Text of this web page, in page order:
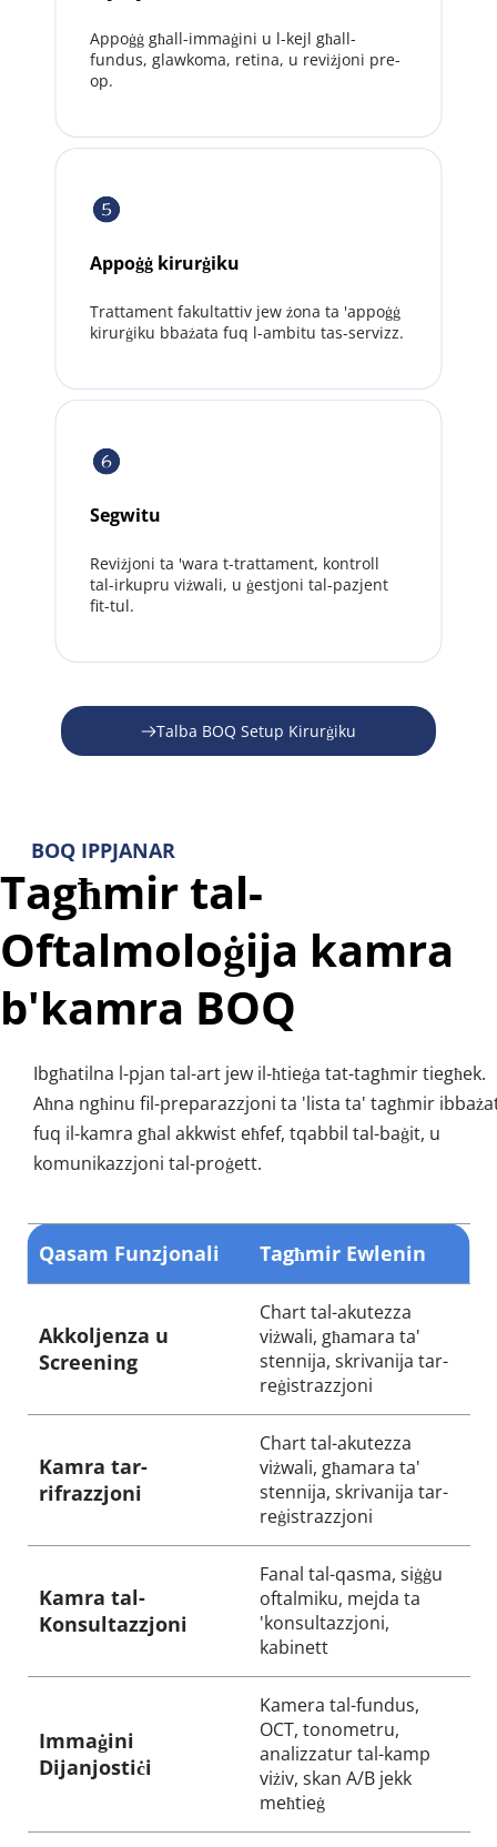
Appoġġ għall-immaġini u l-kejl għall-
fundus, glawkoma, retina, u reviżjoni pre-
op.
Appoġġ kirurġiku
Trattament fakultattiv jew żona ta 'appoġġ
kirurġiku bbażata fuq l-ambitu tas-servizz.
Segwitu
Reviżjoni ta 'wara t-trattament, kontroll
tal-irkupru viżwali, u ġestjoni tal-pazjent
fit-tul.
Talba BOQ Setup Kirurġiku
BOQ IPPJANAR
Tagħmir tal-
Oftalmoloġija kamra
b'kamra BOQ
Ibgħatilna l-pjan tal-art jew il-ħtieġa tat-tagħmir tiegħek.
Aħna ngħinu fil-preparazzjoni ta 'lista ta' tagħmir
fuq il-kamra għal akkwist eħfef, tqabbil tal-baġit, u
komunikazzjoni tal-proġett.
Qasam Funzjonali Tagħmir Ewlenin
Akkoljenza u
Screening
Chart tal-akutezza
viżwali, għamara ta'
stennija, skrivanija tar-
reġistrazzjoni
Kamra tar-
rifrazzjoni
Chart tal-akutezza
viżwali, għamara ta'
stennija, skrivanija tar-
reġistrazzjoni
Kamra tal-
Konsultazzjoni
Fanal tal-qasma, siġġu
oftalmiku, mejda ta
'konsultazzjoni,
kabinett
Immaġini
Dijanjostiċi
Kamera tal-fundus,
OCT, tonometru,
analizzatur tal-kamp
viżiv, skan A/B jekk
meħtieġ